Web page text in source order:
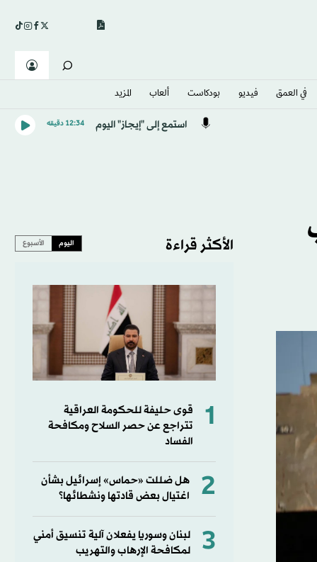
في العمق فيديو بودكاست ألعاب المزيد
استمع إلى "إيجاز" اليوم 12:34 دقيقه
الأكثر قراءة اليوم الأسبوع
1
قوى حليفة للحكومة العراقية
تتراجع عن حصر السلاح ومكافحة
الفساد
2
هل ضللت «حماس» إسرائيل بشأن
اغتيال بعض قادتها ونشطائها؟
3
لبنان وسوريا يفعلان آلية تنسيق أمني
لمكافحة الإرهاب والتهريب